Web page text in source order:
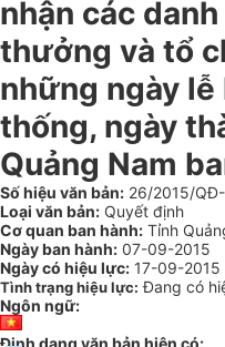
nhận các
thưởng và tổ
những ngày
thống, ngày
Quảng Nam
Số hiệu văn bản: 26/2015/
Loại văn bản: Quyết định
Cơ quan ban hành: Tỉnh
Ngày ban hành: 07-09-2015
Ngày có hiệu lực: 17-09-2015
Tình trạng hiệu lực: Đang có
Ngôn ngữ:
Định dạng văn bản hiện có: